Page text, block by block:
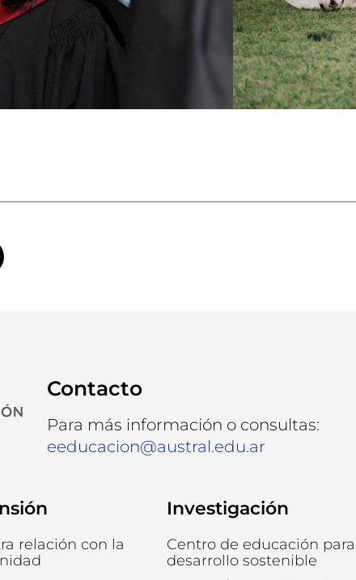
Contacto
Para más información o consultas:
eeducacion@austral.edu.ar
relación con la
Investigación
Centro de educación
desarrollo sostenible